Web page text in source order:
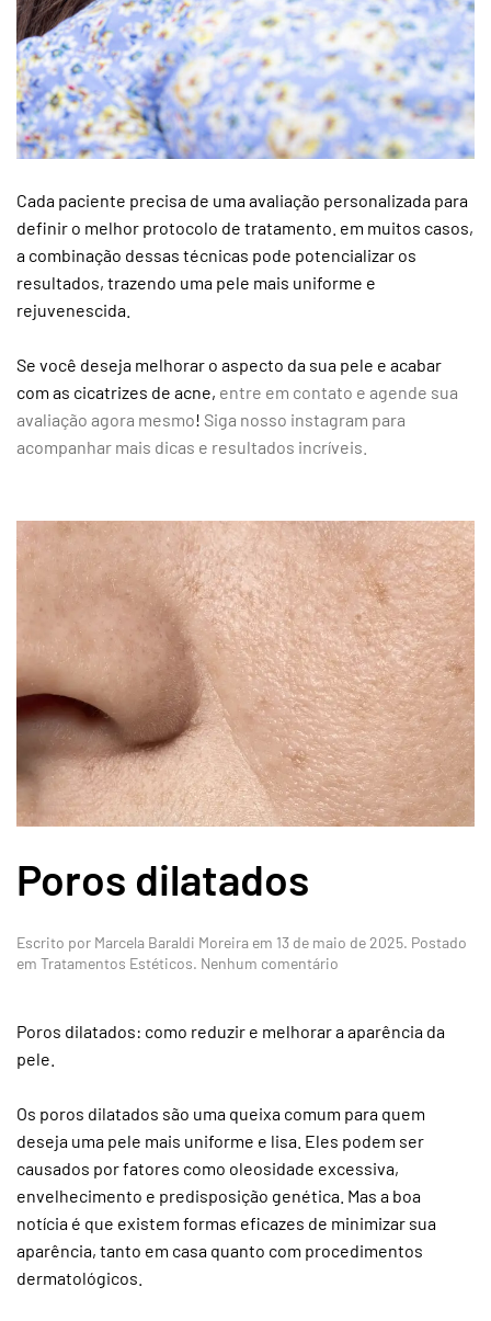
Cada paciente precisa de uma avaliação personalizada para
definir o melhor protocolo de tratamento. em muitos casos,
a combinação dessas técnicas pode potencializar os
resultados, trazendo uma pele mais uniforme e
rejuvenescida.
Se você deseja melhorar o aspecto da sua pele e acabar
com as cicatrizes de acne, entre em contato e agende sua
avaliação agora mesmo! Siga nosso instagram para
acompanhar mais dicas e resultados incríveis.
Poros dilatados
Escrito por Marcela Baraldi Moreira em 13 de maio de 2025. Postado
em Tratamentos Estéticos. Nenhum comentário
Poros dilatados: como reduzir e melhorar a aparência da
pele.
Os poros dilatados são uma queixa comum para quem
deseja uma pele mais uniforme e lisa. Eles podem ser
causados por fatores como oleosidade excessiva,
envelhecimento e predisposição genética. Mas a boa
notícia é que existem formas eficazes de minimizar sua
aparência, tanto em casa quanto com procedimentos
dermatológicos.